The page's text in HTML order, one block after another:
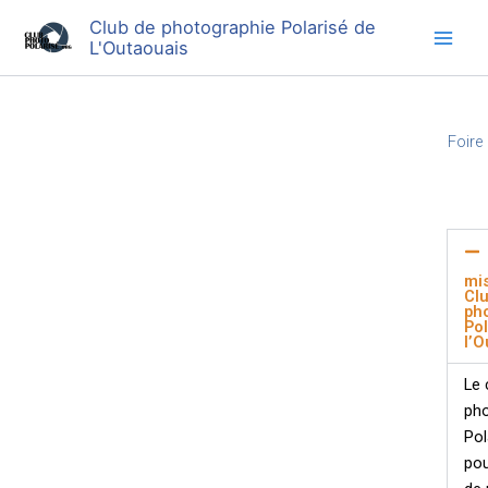
Club de photographie Polarisé de
L'Outaouais
Le